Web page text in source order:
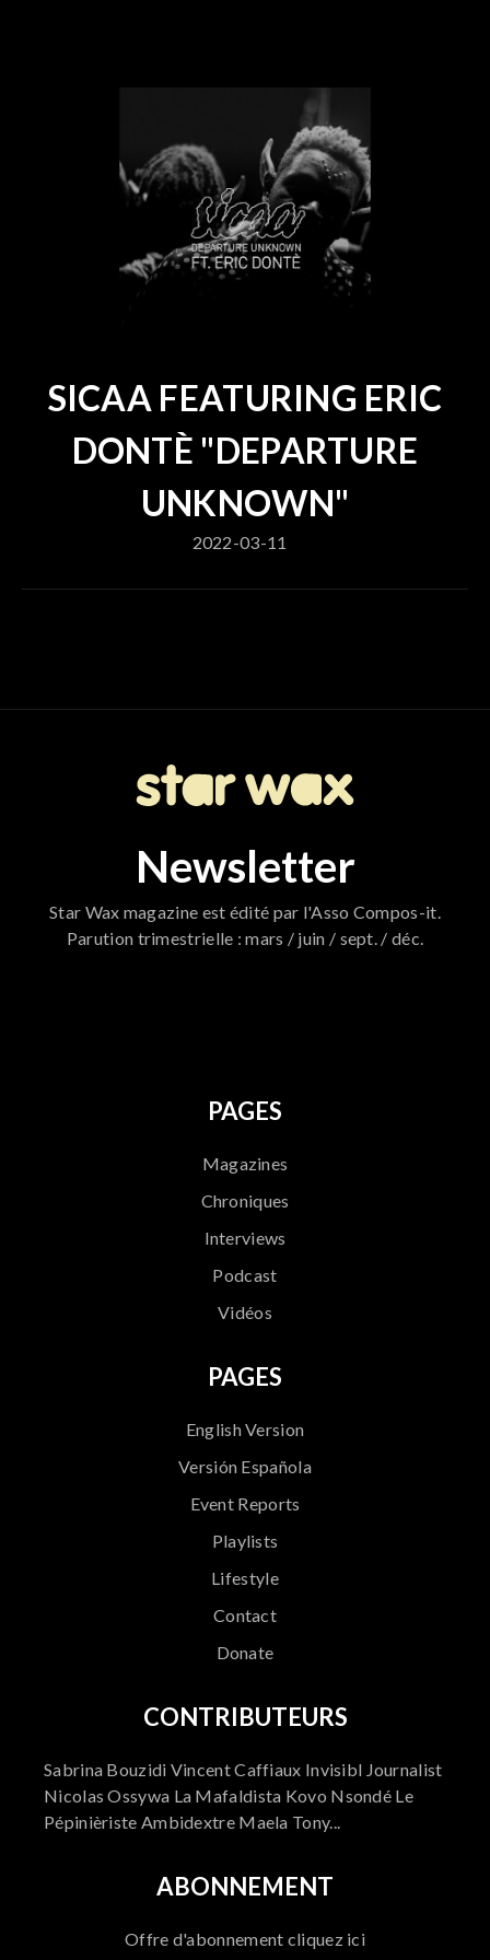
SICAA FEATURING ERIC
DONTÈ "DEPARTURE
UNKNOWN"
2022-03-11
Newsletter
Star Wax magazine est édité par l'Asso Compos-it.
Parution trimestrielle : mars / juin / sept. / déc.
PAGES
Magazines
Chroniques
Interviews
Podcast
Vidéos
PAGES
English Version
Versión Española
Event Reports
Playlists
Lifestyle
Contact
Donate
CONTRIBUTEURS
Sabrina Bouzidi Vincent Caffiaux Invisibl Journalist
Nicolas Ossywa La Mafaldista Kovo Nsondé Le
Pépinièriste Ambidextre Maela Tony...
ABONNEMENT
Offre d'abonnement cliquez ici